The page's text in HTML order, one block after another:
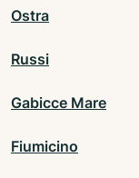
Ostra
Russi
Gabicce Mare
Fiumicino